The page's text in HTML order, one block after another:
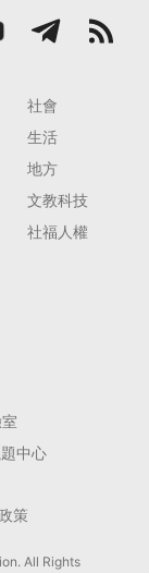
社會
生活
地方
文教科技
社福人權
中心
策
All Rights